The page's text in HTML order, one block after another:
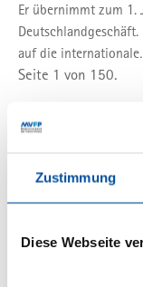
Zustimmung
Diese Webseite
Er übernimmt zum 1.
auf die
Seite 1 von 150.
Seite 1 von 2.